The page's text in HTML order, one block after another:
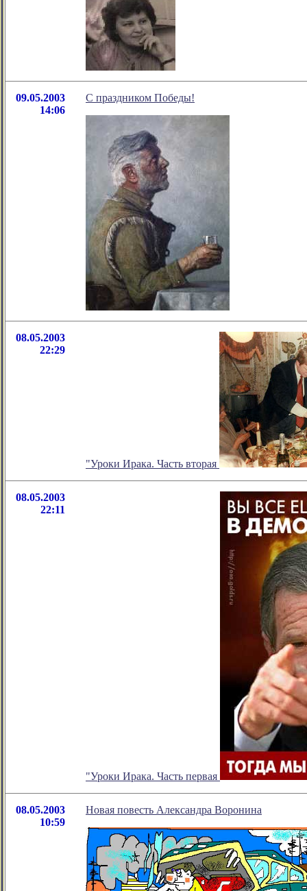
09.05.2003
14:06
С праздником Победы!
08.05.2003
22:29
"Уроки Ирака. Часть вторая
08.05.2003
22:11
"Уроки Ирака. Часть первая
08.05.2003
10:59
Новая повесть Александра Воронина